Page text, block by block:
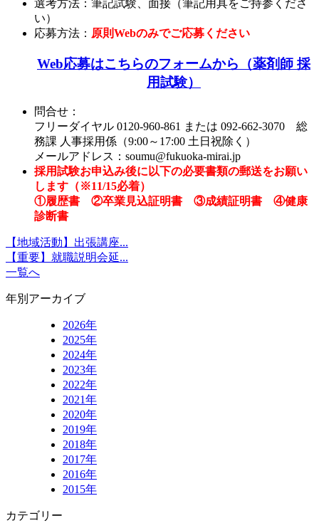
選考方法：筆記試験、面接（筆記用具をご持参くださ
い）
応募方法： 原則Webのみでご応募ください
Web応募はこちらのフォームから（薬剤師 採
用試験）
問合せ：
フリーダイヤル 0120-960-861 または 092-662-3070 総
務課 人事採用係（9:00～17:00 土日祝除く）
メールアドレス：soumu@fukuoka-mirai.jp
採用試験お申込み後に以下の必要書類の郵送をお願い
します（※11/15必着）
①履歴書 ②卒業見込証明書 ③成績証明書 ④健康
診断書
【地域活動】出張講座...
【重要】就職説明会延...
一覧へ
年別アーカイブ
2026年
2025年
2024年
2023年
2022年
2021年
2020年
2019年
2018年
2017年
2016年
2015年
カテゴリー